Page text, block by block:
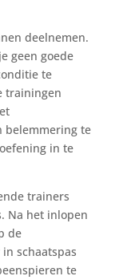
deelnemen.
geen goede
te
trainingen
belemmering te
in te
trainers
Na het inlopen
de
schaatspas
te